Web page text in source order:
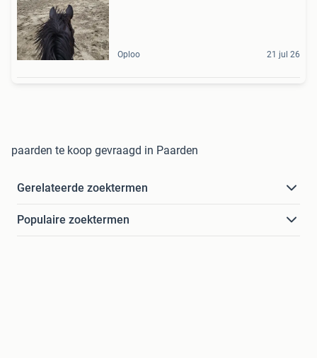
Oploo 21 jul 26
paarden te koop gevraagd in Paarden
Gerelateerde zoektermen
Populaire zoektermen